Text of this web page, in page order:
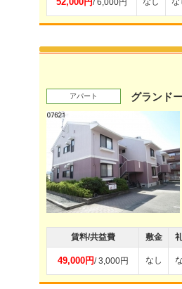
/ 6,000円
アパート グランド
賃料/共益費 敷金
49,000円/ 3,000円 なし